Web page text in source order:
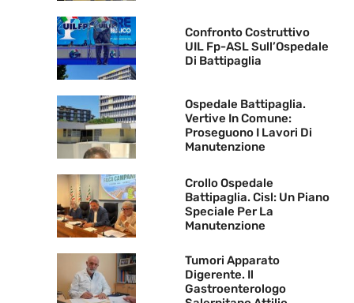
Confronto Costruttivo
UIL Fp-ASL Sull’Ospedale
Di Battipaglia
Ospedale Battipaglia.
Vertive In Comune:
Proseguono I Lavori Di
Manutenzione
Crollo Ospedale
Battipaglia. Cisl: Un Piano
Speciale Per La
Manutenzione
Tumori Apparato
Digerente. Il
Gastroenterologo